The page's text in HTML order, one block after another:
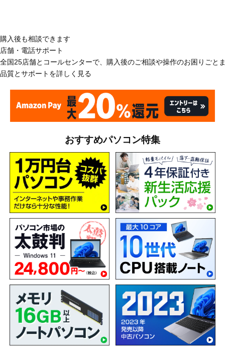
購入後も相談できます
店舗・電話サポート
全国25店舗とコールセンターで、購入後のご相談や操作のお困りごと
品質とサポートを詳しく見る
おすすめパソコン特集